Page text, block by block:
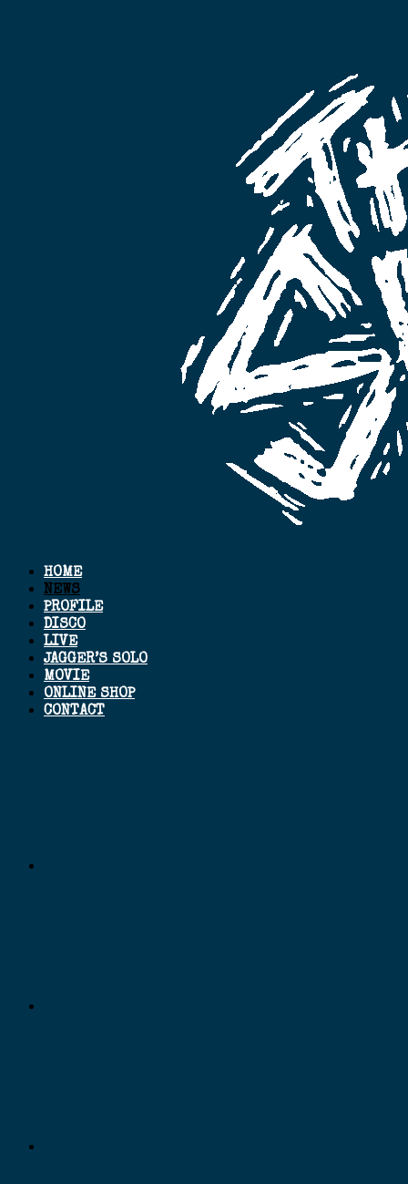
HOME
NEWS
PROFILE
DISCO
LIVE
JAGGER’S SOLO
MOVIE
ONLINE SHOP
CONTACT